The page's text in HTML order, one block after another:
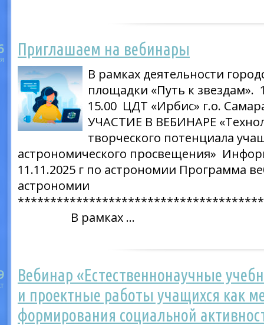
Приглашаем на вебинары
В рамках деятельности
площадки «Путь к
15.00 ЦДТ «Ирбис» г.о.
УЧАСТИЕ В ВЕБИНАРЕ
творческого потенциала
астрономического просвещения»
11.11.2025 г по астрономии Программа
астрономии
В рамках …
Вебинар «Естественнонаучные
и проектные работы учащихся как
формирования социальной